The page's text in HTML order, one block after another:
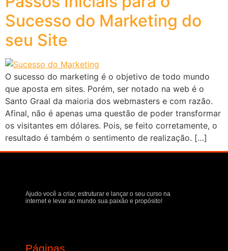
Sucesso do Marketing do
seu Site
O sucesso do marketing é o objetivo de todo mundo
que aposta em sites. Porém, ser notado na web é o
Santo Graal da maioria dos webmasters e com razão.
Afinal, não é apenas uma questão de poder transformar
os visitantes em dólares. Pois, se feito corretamente, o
resultado é também o sentimento de realização. […]
Ajudo você a criar, estruturar e lançar o seu curso na
internet e levar ao mundo sua paixão e propósito!
Páginas